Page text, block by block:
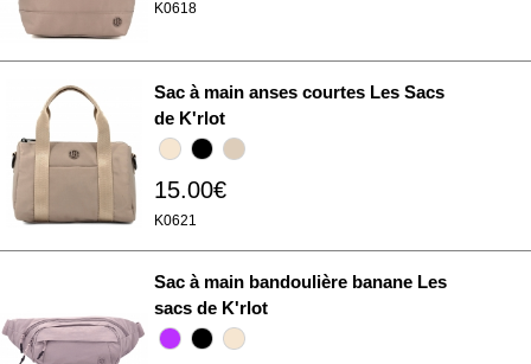
médias sociaux et d'analyser notre trafic. Nous
publicité et d'analyse, qui peuvent combiner celles-ci
avec d'autres informations que vous leur avez fournies
ou qu'ils ont collectées lors de votre utilisation de leurs
services.
K0618
Sac à main anses courtes Les Sacs
de K'rlot
15.00€
K0621
Sac à main bandoulière banane Les
sacs de K'rlot